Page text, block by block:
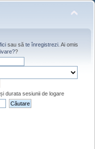
sau să te înregistrezi . Ai omis
?
durata sesiunii de logare